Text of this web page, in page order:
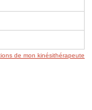
de mon kinésithérapeute